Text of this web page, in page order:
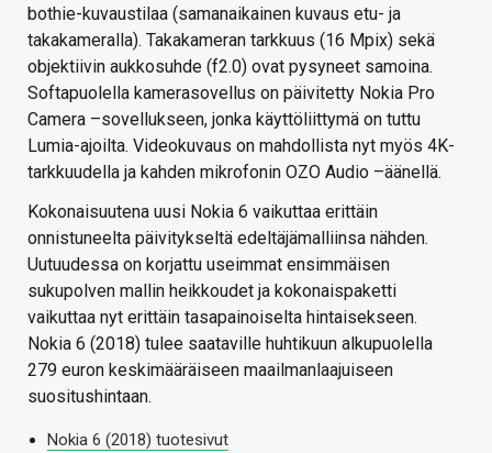
bothie-kuvaustilaa (samanaikainen kuvaus etu- ja
takakameralla). Takakameran tarkkuus (16 Mpix) sekä
objektiivin aukkosuhde (f2.0) ovat pysyneet samoina.
Softapuolella kamerasovellus on päivitetty Nokia Pro
Camera –sovellukseen, jonka käyttöliittymä on tuttu
Lumia-ajoilta. Videokuvaus on mahdollista nyt myös 4K-
tarkkuudella ja kahden mikrofonin OZO Audio –äänellä.
Kokonaisuutena uusi Nokia 6 vaikuttaa erittäin
onnistuneelta päivitykseltä edeltäjämalliinsa nähden.
Uutuudessa on korjattu useimmat ensimmäisen
sukupolven mallin heikkoudet ja kokonaispaketti
vaikuttaa nyt erittäin tasapainoiselta hintaisekseen.
Nokia 6 (2018) tulee saataville huhtikuun alkupuolella
279 euron keskimääräiseen maailmanlaajuiseen
suositushintaan.
Nokia 6 (2018) tuotesivut